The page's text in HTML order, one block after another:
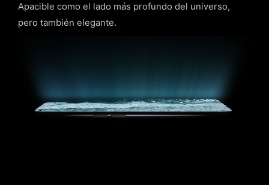
Apacible como el lado más profundo del universo,
pero también elegante.